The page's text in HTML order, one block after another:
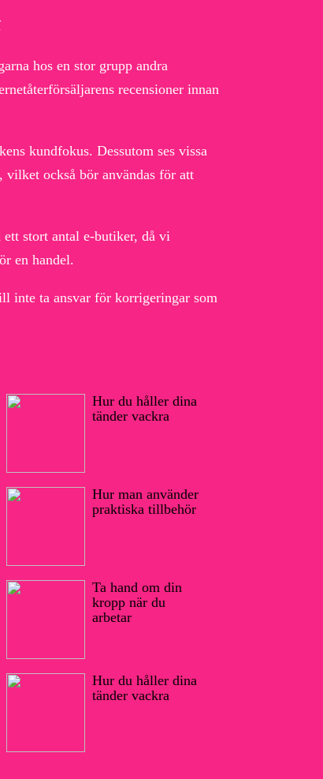
hos en stor grupp andra
recensioner innan
kundfokus. Dessutom ses vissa
vilket också bör användas för att
ett stort antal e-butiker, då vi
en handel.
inte ta ansvar för korrigeringar som
Hur du håller dina
tänder vackra
Hur man använder
praktiska tillbehör
Ta hand om din
kropp när du
arbetar
Hur du håller dina
tänder vackra